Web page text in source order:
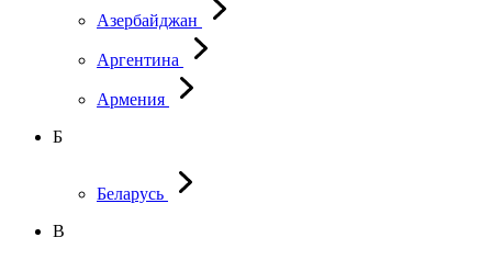
Азербайджан
Аргентина
Армения
Б
Беларусь
В